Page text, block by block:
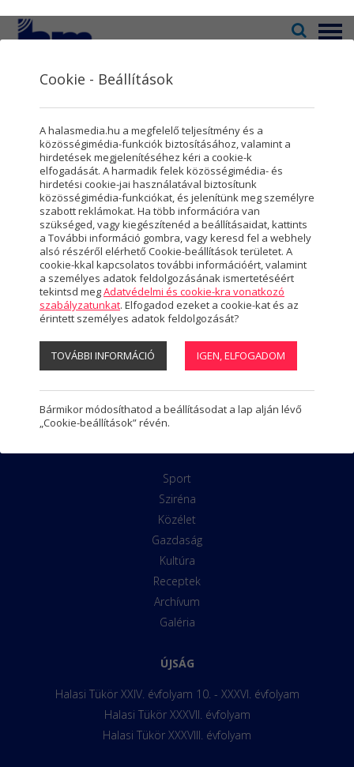
Menü
Televízió
5
Kultúra
Rovatok
Újság
2
Városmarketing
Szolgáltatások
Rólunk
Hasznos
Regisztráció
Hasznos
TELEVÍZIÓ
Megtekinthető műsoraink
Képújság
KULTÚRA
Aktuális programok
Állandó programok
Kiskunhalasi Tájház
Sport
Sziréna
Közélet
Gazdaság
Kultúra
Receptek
Archívum
Galéria
ÚJSÁG
Halasi Tükör XXIV. évfolyam 10. - XXXVI. évfolyam
Halasi Tükör XXXVII. évfolyam
Halasi Tükör XXXVIII. évfolyam
Cookie - Beállítások
A halasmedia.hu a megfelelő teljesítmény és a
közösségimédia-funkciók biztosításához, valamint a
hirdetések megjelenítéséhez kéri a cookie-k
elfogadását. A harmadik felek közösségimédia- és
hirdetési cookie-jai használatával biztosítunk
közösségimédia-funkciókat, és jelenítünk meg személyre
szabott reklámokat. Ha több információra van
szükséged, vagy kiegészítenéd a beállításaidat, kattints
a További információ gombra, vagy keresd fel a webhely
alsó részéről elérhető Cookie-beállítások területet. A
cookie-kkal kapcsolatos további információért, valamint
a személyes adatok feldolgozásának ismertetéséért
tekintsd megAdatvédelmi és cookie-kra vonatkozó
szabályzatunkat. Elfogadod ezeket a cookie-kat és az
érintett személyes adatok feldolgozását?
TOVÁBBI INFORMÁCIÓ IGEN, ELFOGADOM
Bármikor módosíthatod a beállításodat a lap alján lévő
„Cookie-beállítások” révén.